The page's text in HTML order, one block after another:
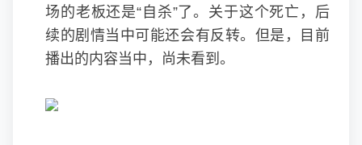
场的老板还是“自杀”了。关于这个死亡，后
续的剧情当中可能还会有反转。但是，目前
播出的内容当中，尚未看到。